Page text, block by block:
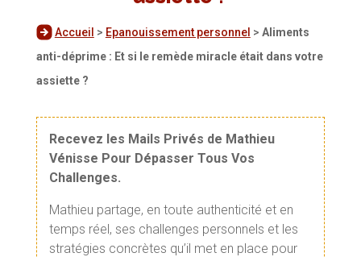
Accueil > Epanouissement personnel > Aliments
anti-déprime : Et si le remède miracle était dans votre
assiette ?
Recevez les Mails Privés de Mathieu
Vénisse Pour Dépasser Tous Vos
Challenges.
Mathieu partage, en toute authenticité et en
temps réel, ses challenges personnels et les
stratégies concrètes qu’il met en place pour